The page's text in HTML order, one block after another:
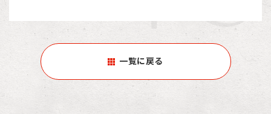
一覧に戻る